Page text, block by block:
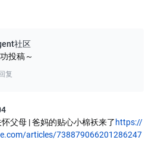
社区
投稿～
复
父母 | 爸妈的贴心小棉袄来了 https://
articles/738879066201286247